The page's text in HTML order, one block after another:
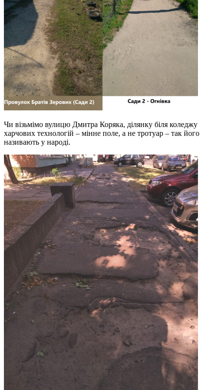
Чи візьмімо вулицю Дмитра Коряка, ділянку біля коледжу
харчових технологій – мінне поле, а не тротуар – так його
називають у народі.